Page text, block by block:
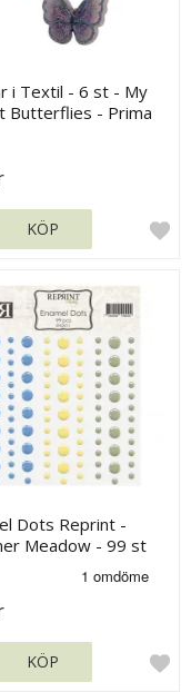
i Textil - 6 st - My
Butterflies - Prima
KÖP
Dots Reprint -
Meadow - 99 st
KÖP